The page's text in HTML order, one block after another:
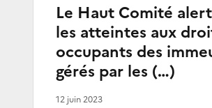
Le Haut Comité
les atteintes aux
occupants des
gérés par les (…)
12 juin 2023